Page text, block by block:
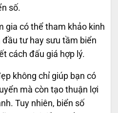
số.
gia có thể tham khảo kinh
đầu tư hay sưu tầm biển
cách đấu giá hợp lý.
không chỉ giúp bạn có
mà còn tạo thuận lợi
Tuy nhiên, biển số